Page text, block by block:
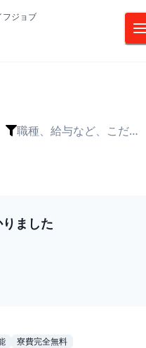
フジョブ
職種、給与など、こだわ
ました
寮費完全無料